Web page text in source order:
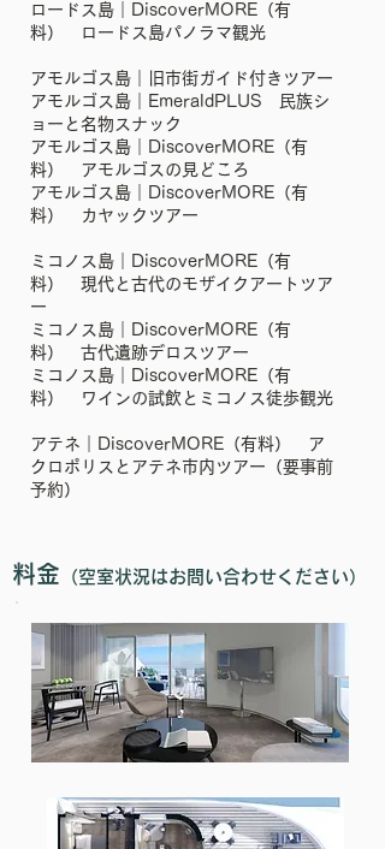
ロードス島｜DiscoverMORE（有
料） ロードス島パノラマ観光
アモルゴス島｜旧市街ガイド付きツアー
アモルゴス島｜EmeraldPLUS 民族シ
ョーと名物スナック
アモルゴス島｜DiscoverMORE（有
料） アモルゴスの見どころ
アモルゴス島｜DiscoverMORE（有
料） カヤックツアー
ミコノス島｜DiscoverMORE（有
料） 現代と古代のモザイクアートツア
ー
ミコノス島｜DiscoverMORE（有
料） 古代遺跡デロスツアー
ミコノス島｜DiscoverMORE（有
料） ワインの試飲とミコノス徒歩観光
アテネ｜DiscoverMORE（有料） ア
クロポリスとアテネ市内ツアー（要事前
予約）
​料金 （空室状況はお問い合わせください）